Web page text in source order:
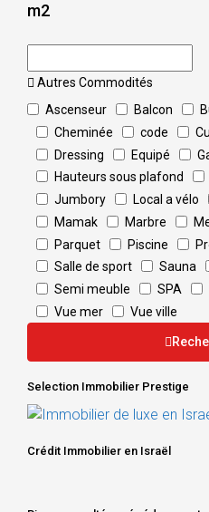
m2
Autres Commodités
Ascenseur
Balcon
Cheminée
code
Dressing
Equipé
Hauteurs sous plafond
Jumbory
Local a vélo
Mamak
Marbre
Parquet
Piscine
Salle de sport
Sauna
Semi meuble
SPA
Vue mer
Vue ville
Selection Immobilier Prestige
Crédit Immobilier en Israël